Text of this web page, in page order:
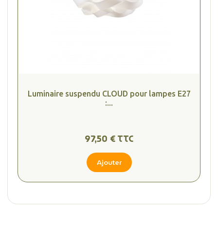
Luminaire suspendu CLOUD pour lampes E27
:...
97,50 € TTC
Ajouter